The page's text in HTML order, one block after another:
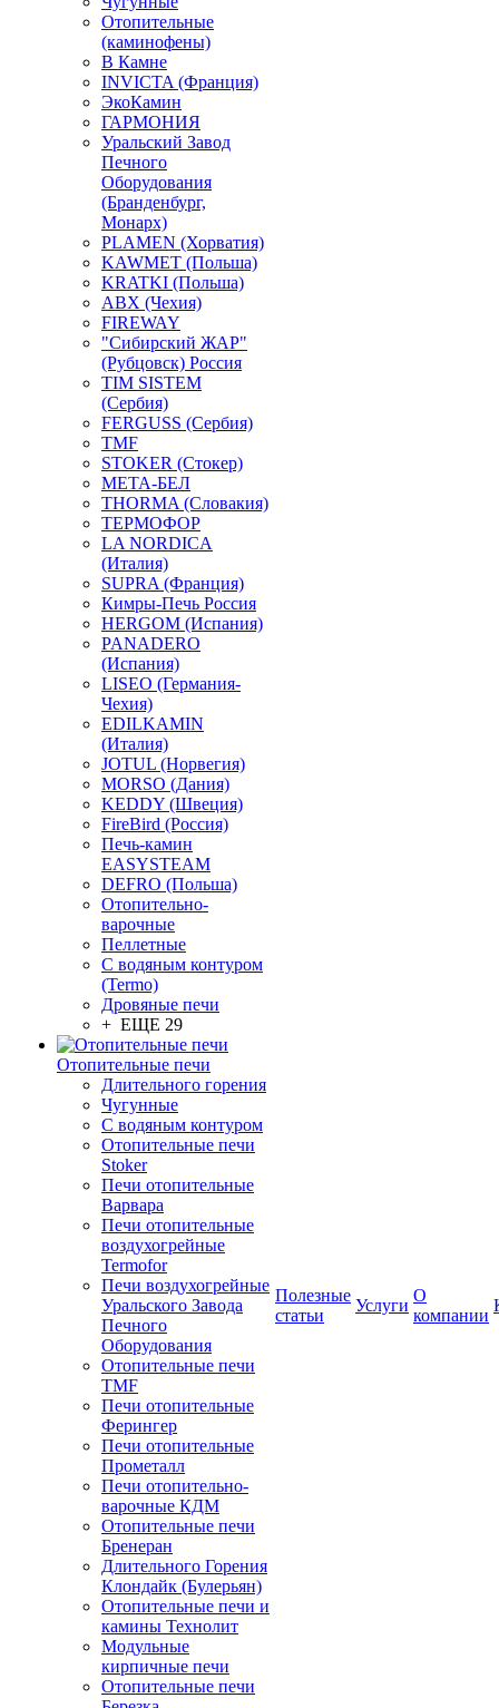
Отопительные
(каминофены)
В Камне
INVICTA (Франция)
ЭкоКамин
ГАРМОНИЯ
Уральский Завод
Печного
Оборудования
(Бранденбург,
Монарх)
PLAMEN (Хорватия)
KAWMET (Польша)
KRATKI (Польша)
ABX (Чехия)
FIREWAY
"Сибирский ЖАР"
(Рубцовск) Россия
TIM SISTEM
(Сербия)
FERGUSS (Сербия)
TMF
STOKER (Стокер)
МЕТА-БЕЛ
THORMA (Словакия)
ТЕРМОФОР
LA NORDICA
(Италия)
SUPRA (Франция)
Кимры-Печь Россия
HERGOM (Испания)
PANADERO
(Испания)
LISEO (Германия-
Чехия)
EDILKAMIN
(Италия)
JOTUL (Норвегия)
MORSO (Дания)
KEDDY (Швеция)
FireBird (Россия)
Печь-камин
EASYSTEAM
DEFRO (Польша)
Отопительно-
варочные
Пеллетные
С водяным контуром
(Termo)
Дровяные печи
+ ЕЩЕ 29
Отопительные печи
Длительного горения
Чугунные
C водяным контуром
Отопительные печи
Stoker
Печи отопительные
Варвара
Печи отопительные
воздухогрейные
Termofor
Печи воздухогрейные
Уральского Завода
Печного
Оборудования
Отопительные печи
TMF
Печи отопительные
Ферингер
Печи отопительные
Прометалл
Печи отопительно-
варочные КДМ
Отопительные печи
Бренеран
Длительного Горения
Клондайк (Булерьян)
Отопительные печи и
камины Технолит
Модульные
кирпичные печи
Отопительные печи
Полезные
статьи
Услуги
О
компании